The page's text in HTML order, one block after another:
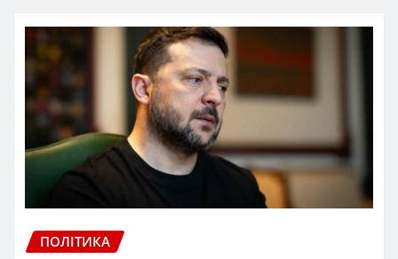
ПОЛІТИКА